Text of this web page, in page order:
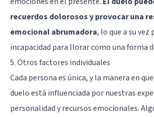
recuerdos dolorosos y provocar una
emocional abrumadora, lo que a su vez
incapacidad para llorar como una forma
5. Otros factores individuales
Cada persona es única, y la manera en
duelo está influenciada por nuestras
personalidad y recursos emocionales.